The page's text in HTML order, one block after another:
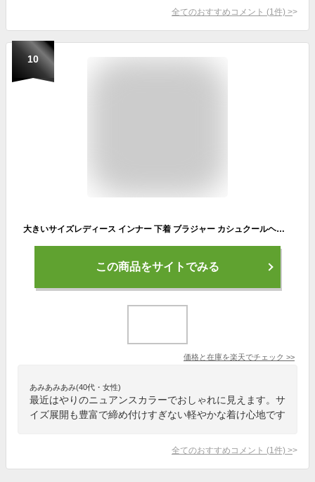
全てのおすすめコメント (1 件) >
10
大きいサイズレディース インナー 下着 ブラジャー カシュクールヘムノンワイヤーブラジャー ブラ レース 谷間 セクシー ノンワイヤー ナイトブラ ストレッチ カシュクール 冬新作 秋服 冬服 春服 夏服 LL 2L 3L 4L 5L 6L サックス ピンク ブラック 黒 韓国ファッション
この商品をサイトでみる
価格と在庫を楽天でチェック >>
あみあみあみ(40代・女性)
最近はやりのニュアンスカラーでおしゃれに見えます。サ
イズ展開も豊富で締め付けすぎない軽やかな着け心地です
全てのおすすめコメント (1 件) >